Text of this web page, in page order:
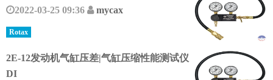
2022-03-25 09:36
mycax
Rotax
2E-12发动机气缸压差|气缸压缩性能测试仪
DI